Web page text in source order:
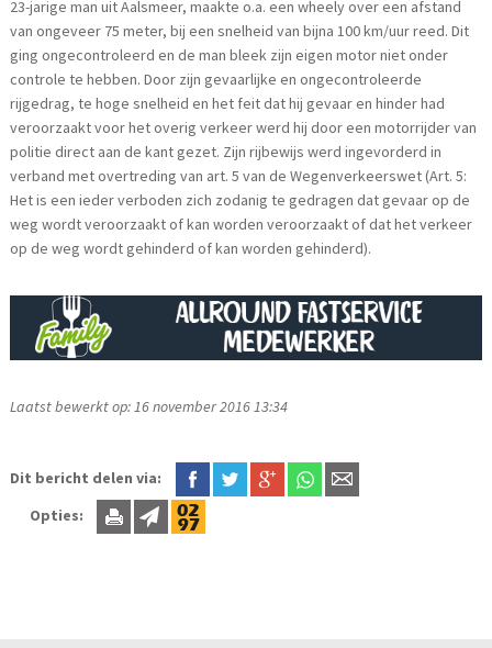
23-jarige man uit Aalsmeer, maakte o.a. een wheely over een afstand
van ongeveer 75 meter, bij een snelheid van bijna 100 km/uur reed. Dit
ging ongecontroleerd en de man bleek zijn eigen motor niet onder
controle te hebben. Door zijn gevaarlijke en ongecontroleerde
rijgedrag, te hoge snelheid en het feit dat hij gevaar en hinder had
veroorzaakt voor het overig verkeer werd hij door een motorrijder van
politie direct aan de kant gezet. Zijn rijbewijs werd ingevorderd in
verband met overtreding van art. 5 van de Wegenverkeerswet (Art. 5:
Het is een ieder verboden zich zodanig te gedragen dat gevaar op de
weg wordt veroorzaakt of kan worden veroorzaakt of dat het verkeer
op de weg wordt gehinderd of kan worden gehinderd).
Laatst bewerkt op: 16 november 2016 13:34
Dit bericht delen via:
Opties: